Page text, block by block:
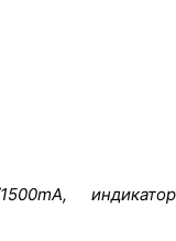
индикатор